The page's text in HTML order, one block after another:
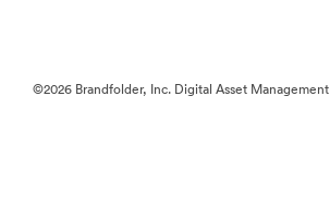
©2026 Brandfolder, Inc. Digital Asset Management